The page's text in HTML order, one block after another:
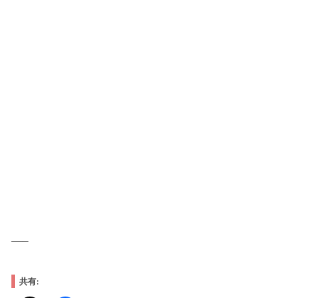
—–
共有: